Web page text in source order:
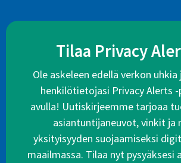
Tilaa Privacy
Ole askeleen edellä verkon
henkilötietojasi Privacy Alerts -
avulla! Uutiskirjeemme tarjoaa
asiantuntijaneuvot, vinkit ja
yksityisyyden suojaamiseksi
maailmassa. Tilaa nyt pysyäksesi